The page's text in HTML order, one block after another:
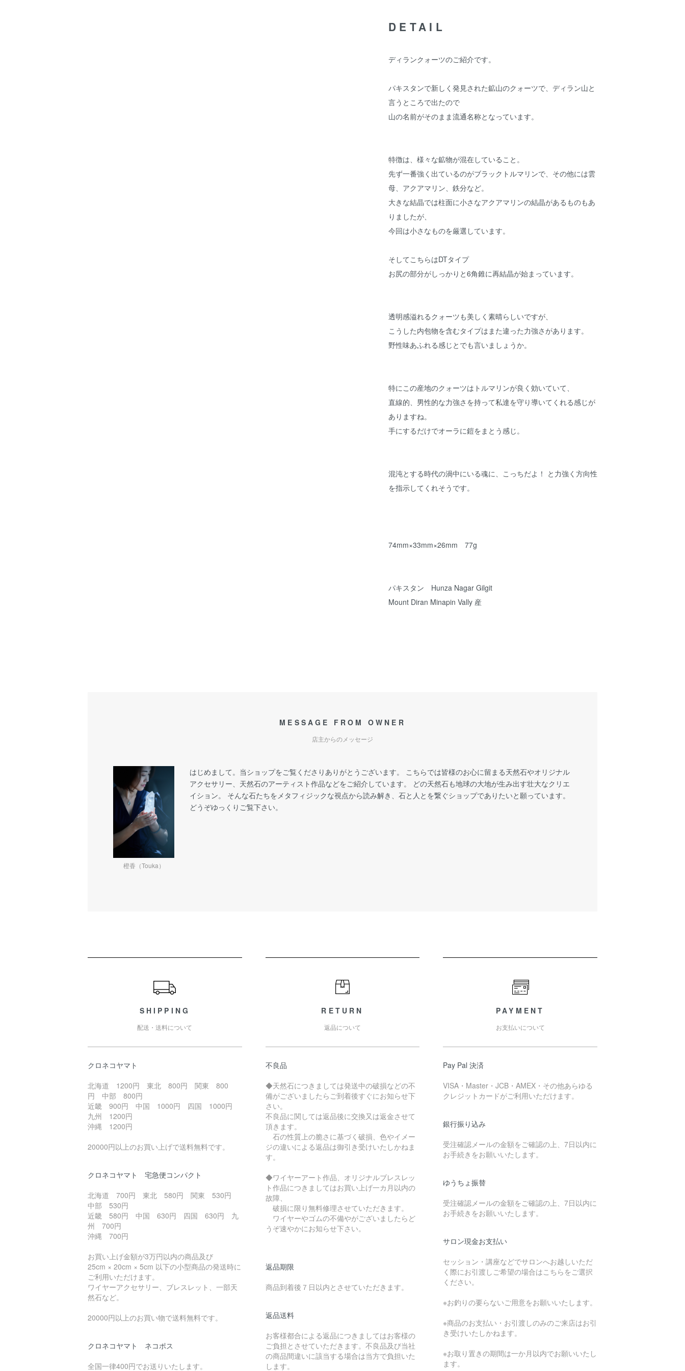
DETAIL
ディランクォーツのご紹介です。
パキスタンで新しく発見された鉱山のクォーツで、ディラン山と
言うところで出たので
山の名前がそのまま流通名称となっています。
特徴は、様々な鉱物が混在していること。
先ず一番強く出ているのがブラックトルマリンで、その他には雲
母、アクアマリン、鉄分など。
大きな結晶では柱面に小さなアクアマリンの結晶があるものもあ
りましたが、
今回は小さなものを厳選しています。
そしてこちらはDTタイプ
お尻の部分がしっかりと6角錐に再結晶が始まっています。
透明感溢れるクォーツも美しく素晴らしいですが、
こうした内包物を含むタイプはまた違った力強さがあります。
野性味あふれる感じとでも言いましょうか。
特にこの産地のクォーツはトルマリンが良く効いていて、
直線的、男性的な力強さを持って私達を守り導いてくれる感じが
ありますね。
手にするだけでオーラに鎧をまとう感じ。
混沌とする時代の渦中にいる魂に、こっちだよ！ と力強く方向性
を指示してくれそうです。
74mm×33mm×26mm 77g
パキスタン Hunza Nagar Gilgit
Mount Diran Minapin Vally 産
MESSAGE FROM OWNER
店主からのメッセージ
橙香（Touka）
はじめまして。当ショップをご覧くださりありがとうございます。 こちらでは皆様のお心に留まる天然石やオリジナル
アクセサリー、天然石のアーティスト作品などをご紹介しています。 どの天然石も地球の大地が生み出す壮大なクリエ
イション。 そんな石たちをメタフィジックな視点から読み解き、石と人とを繋ぐショップでありたいと願っています。
どうぞゆっくりご覧下さい。
SHIPPING
配送・送料について
クロネコヤマト
北海道 1200円 東北 800円 関東 800
円 中部 800円
近畿 900円 中国 1000円 四国 1000円
九州 1200円
沖縄 1200円
20000円以上のお買い上げで送料無料です。
クロネコヤマト 宅急便コンパクト
北海道 700円 東北 580円 関東 530円
中部 530円
近畿 580円 中国 630円 四国 630円 九
州 700円
沖縄 700円
お買い上げ金額が3万円以内の商品及び
25cm × 20cm × 5cm 以下の小型商品の発送時に
ご利用いただけます。
ワイヤーアクセサリー、ブレスレット、一部天
然石など。
20000円以上のお買い物で送料無料です。
クロネコヤマト ネコポス
全国一律400円でお送りいたします。
RETURN
返品について
不良品
◆天然石につきましては発送中の破損などの不
備がございましたらご到着後すぐにお知らせ下
さい。
不良品に関しては返品後に交換又は返金させて
頂きます。
石の性質上の脆さに基づく破損、色やイメー
ジの違いによる返品は御引き受けいたしかねま
す。
◆ワイヤーアート作品、オリジナルブレスレッ
ト作品につきましてはお買い上げ一カ月以内の
故障、
破損に限り無料修理させていただきます。
ワイヤーやゴムの不備やがございましたらど
うぞ速やかにお知らせ下さい。
返品期限
商品到着後７日以内とさせていただきます。
返品送料
お客様都合による返品につきましてはお客様の
ご負担とさせていただきます。不良品及び当社
の商品間違いに該当する場合は当方で負担いた
します。
PAYMENT
お支払いについて
Pay Pal 決済
VISA・Master・JCB・AMEX・その他あらゆる
クレジットカードがご利用いただけます。
銀行振り込み
受注確認メールの金額をご確認の上、7日以内に
お手続きをお願いいたします。
ゆうちょ振替
受注確認メールの金額をご確認の上、7日以内に
お手続きをお願いいたします。
サロン現金お支払い
セッション・講座などでサロンへお越しいただ
く際にお引渡しご希望の場合はこちらをご選択
ください。
※お釣りの要らないご用意をお願いいたします。
※商品のお支払い・お引渡しのみのご来店はお引
き受けいたしかねます。
※お取り置きの期間は一か月以内でお願いいたし
ます。